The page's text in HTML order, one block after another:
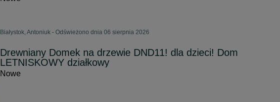
Białystok, Antoniuk - Odświeżono dnia 06 sierpnia 2026
Drewniany Domek na drzewie DND11! dla dzieci! Dom
LETNISKOWY działkowy
Nowe